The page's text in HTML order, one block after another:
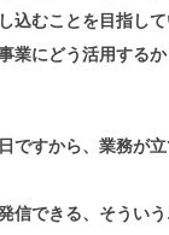
込むことを目指し
業にどう活用する
ですから、業務が
信できる、そうい